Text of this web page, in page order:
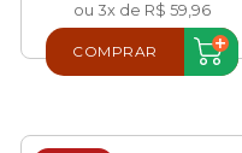
ou 3x de R$ 59,96
COMPRAR